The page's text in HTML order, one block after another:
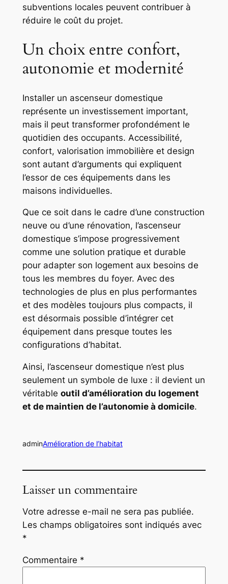
subventions locales peuvent contribuer à
réduire le coût du projet.
Un choix entre confort,
autonomie et modernité
Installer un ascenseur domestique
représente un investissement important,
mais il peut transformer profondément le
quotidien des occupants. Accessibilité,
confort, valorisation immobilière et design
sont autant d’arguments qui expliquent
l’essor de ces équipements dans les
maisons individuelles.
Que ce soit dans le cadre d’une construction
neuve ou d’une rénovation, l’ascenseur
domestique s’impose progressivement
comme une solution pratique et durable
pour adapter son logement aux besoins de
tous les membres du foyer. Avec des
technologies de plus en plus performantes
et des modèles toujours plus compacts, il
est désormais possible d’intégrer cet
équipement dans presque toutes les
configurations d’habitat.
Ainsi, l’ascenseur domestique n’est plus
seulement un symbole de luxe : il devient un
véritable outil d’amélioration du logement
et de maintien de l’autonomie à domicile.
adminAmélioration de l’habitat
Laisser un commentaire
Votre adresse e-mail ne sera pas publiée.
Les champs obligatoires sont indiqués avec
*
Commentaire *